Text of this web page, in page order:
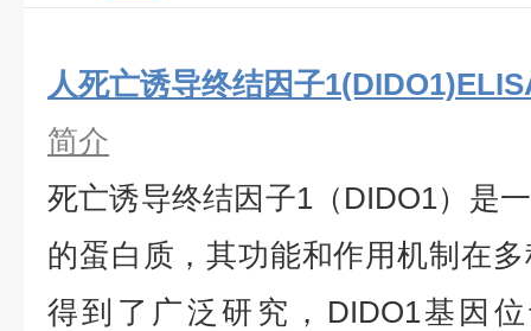
人死亡诱导终结因子
简介
死亡诱导终结因子1（DIDO1）是
的蛋白质，其功能和作用机制在
得到了广泛研究，DIDO1基因